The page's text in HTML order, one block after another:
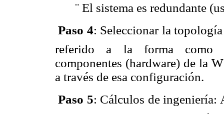
¨ El sistema es redundante
Paso 4: Seleccionar la
referido a la forma como
componentes (hardware) de la
a través de esa configuración.
Paso 5: Cálculos de ingeniería: